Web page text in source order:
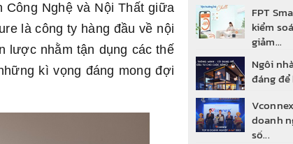
Nghệ và Nội Thất giữa
là công ty hàng đầu về nội
lược nhằm tận dụng các thế
kì vọng đáng mong đợi
FPT
kiểm
giảm...
Ngôi
đáng
doanh
số...